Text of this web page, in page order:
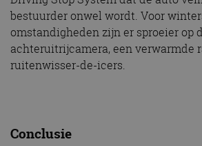
bestuurder onwel wordt. Voor
omstandigheden zijn er sproeier op
achteruitrijcamera, een verwarmde
ruitenwisser-de-icers.
Conclusie